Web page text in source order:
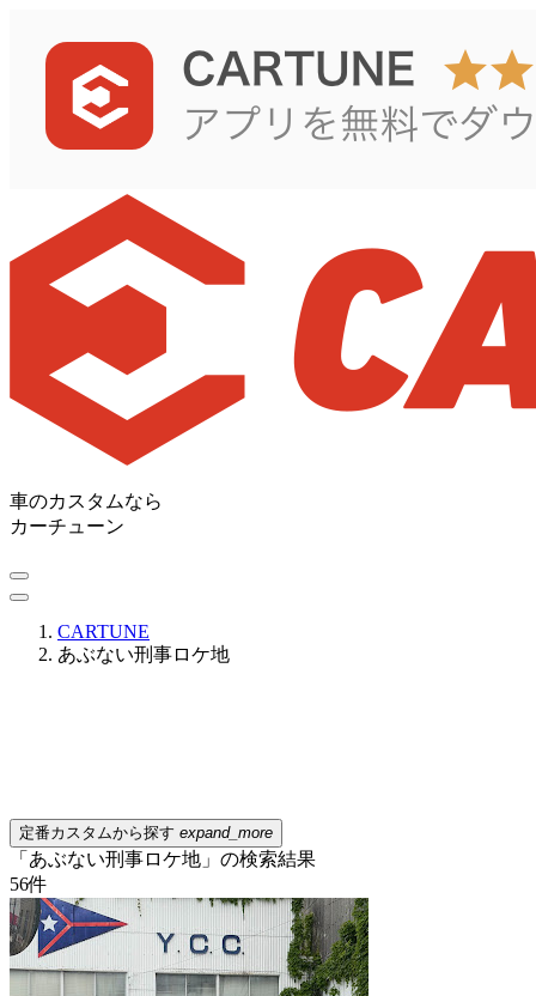
車のカスタムなら
カーチューン
CARTUNE
あぶない刑事ロケ地
定番カスタムから探す expand_more
「あぶない刑事ロケ地」の検索結果
56件